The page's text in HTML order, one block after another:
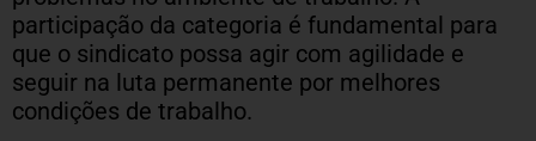
participação da categoria é fundamental para
que o sindicato possa agir com agilidade e
seguir na luta permanente por melhores
condições de trabalho.